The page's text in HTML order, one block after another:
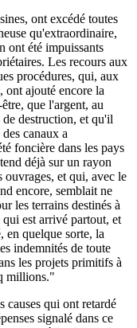
ont excédé toutes
qu'extraordinaire,
ont été impuissants
Les recours aux
procédures, qui, aux
ont ajouté encore la
que l'argent, au
destruction, et qu'il
canaux a
foncière dans les pays
déjà sur un rayon
ouvrages, et qui, avec le
encore, semblait ne
les terrains destinés à
qui est arrivé partout, et
en quelque sorte, la
indemnités de toute
les projets primitifs à
millions."
causes qui ont retardé
signalé dans ce